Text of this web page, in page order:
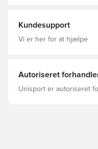
Kundesupport
Vi er her for at hjælpe
Autoriseret
Unisport er autoriseret